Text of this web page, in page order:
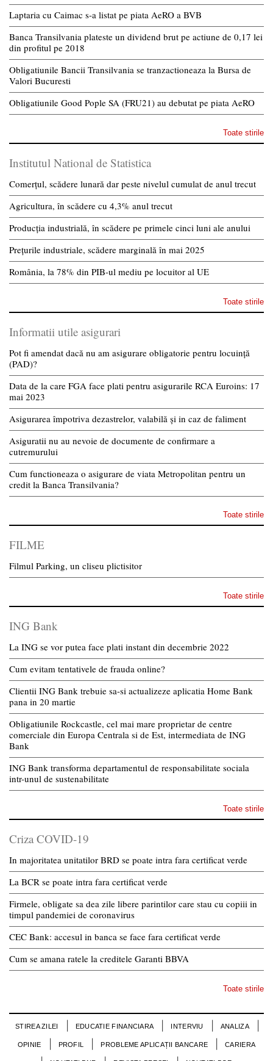
Laptaria cu Caimac s-a listat pe piata AeRO a BVB
Banca Transilvania plateste un dividend brut pe actiune de 0,17 lei
din profitul pe 2018
Obligatiunile Bancii Transilvania se tranzactioneaza la Bursa de
Valori Bucuresti
Obligatiunile Good Pople SA (FRU21) au debutat pe piata AeRO
Toate stirile
Institutul National de Statistica
Comerțul, scădere lunară dar peste nivelul cumulat de anul trecut
Agricultura, în scădere cu 4,3% anul trecut
Producția industrială, în scădere pe primele cinci luni ale anului
Prețurile industriale, scădere marginală în mai 2025
România, la 78% din PIB-ul mediu pe locuitor al UE
Toate stirile
Informatii utile asigurari
Pot fi amendat dacă nu am asigurare obligatorie pentru locuință
(PAD)?
Data de la care FGA face plati pentru asigurarile RCA Euroins: 17
mai 2023
Asigurarea împotriva dezastrelor, valabilă și in caz de faliment
Asiguratii nu au nevoie de documente de confirmare a
cutremurului
Cum functioneaza o asigurare de viata Metropolitan pentru un
credit la Banca Transilvania?
Toate stirile
FILME
Filmul Parking, un cliseu plictisitor
Toate stirile
ING Bank
La ING se vor putea face plati instant din decembrie 2022
Cum evitam tentativele de frauda online?
Clientii ING Bank trebuie sa-si actualizeze aplicatia Home Bank
pana in 20 martie
Obligatiunile Rockcastle, cel mai mare proprietar de centre
comerciale din Europa Centrala si de Est, intermediata de ING
Bank
ING Bank transforma departamentul de responsabilitate sociala
intr-unul de sustenabilitate
Toate stirile
Criza COVID-19
In majoritatea unitatilor BRD se poate intra fara certificat verde
La BCR se poate intra fara certificat verde
Firmele, obligate sa dea zile libere parintilor care stau cu copiii in
timpul pandemiei de coronavirus
CEC Bank: accesul in banca se face fara certificat verde
Cum se amana ratele la creditele Garanti BBVA
Toate stirile
STIREA ZILEI EDUCATIE FINANCIARA INTERVIU ANALIZA
OPINIE PROFIL PROBLEME APLICAȚII BANCARE CARIERA